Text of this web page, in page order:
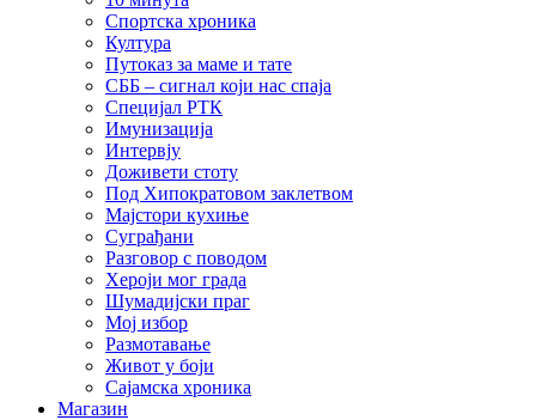
Спортска хроника
Култура
Путоказ за маме и тате
СББ – сигнал који нас спаја
Специјал РТК
Имунизација
Интервју
Доживети стоту
Под Хипократовом заклетвом
Мајстори кухиње
Суграђани
Разговор с поводом
Хероји мог града
Шумадијски праг
Мој избор
Размотавање
Живот у боји
Сајамска хроника
Магазин